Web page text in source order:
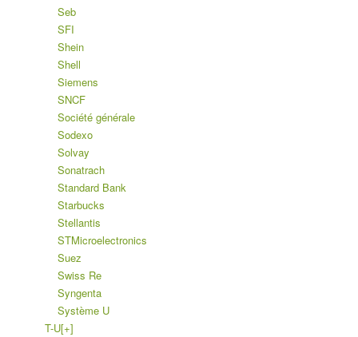
Seb
SFI
Shein
Shell
Siemens
SNCF
Société générale
Sodexo
Solvay
Sonatrach
Standard Bank
Starbucks
Stellantis
STMicroelectronics
Suez
Swiss Re
Syngenta
Système U
T-U[+]